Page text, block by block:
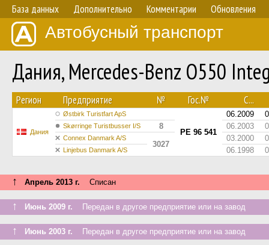
База данных Дополнительно Комментарии Обновления
Автобусный транспорт
Дания, Mercedes-Benz O550
Регион Предприятие № Гос.№ С...
Дания
Østbirk Turistfart ApS
PE 96 541
06.2009
Skørringe Turistbusser I/S 8 06.2003
Connex Danmark A/S
3027
03.2000
Linjebus Danmark A/S 06.1998
↑ Апрель 2013 г. Списан
↑ Июнь 2009 г. Передан в другое предприятие или на завод
↑ Июнь 2003 г. Передан в другое предприятие или на завод